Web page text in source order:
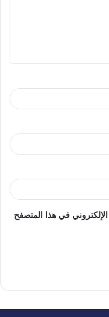
في هذا المتصفح